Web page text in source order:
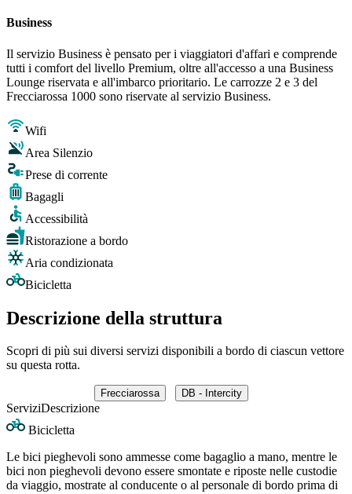
Business
Il servizio Business è pensato per i viaggiatori d'affari e comprende
tutti i comfort del livello Premium, oltre all'accesso a una Business
Lounge riservata e all'imbarco prioritario. Le carrozze 2 e 3 del
Frecciarossa 1000 sono riservate al servizio Business.
Wifi
Area Silenzio
Prese di corrente
Bagagli
Accessibilità
Ristorazione a bordo
Aria condizionata
Bicicletta
Descrizione della struttura
Scopri di più sui diversi servizi disponibili a bordo di ciascun vettore
su questa rotta.
Frecciarossa DB - Intercity
ServiziDescrizione
Bicicletta
Le bici pieghevoli sono ammesse come bagaglio a mano, mentre le
bici non pieghevoli devono essere smontate e riposte nelle custodie
da viaggio, mostrate al conducente o al personale di bordo prima di